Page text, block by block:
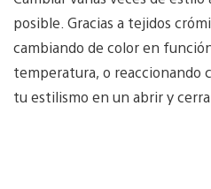
posible. Gracias a tejidos
cambiando de color en
temperatura, o reaccionando
tu estilismo en un abrir y